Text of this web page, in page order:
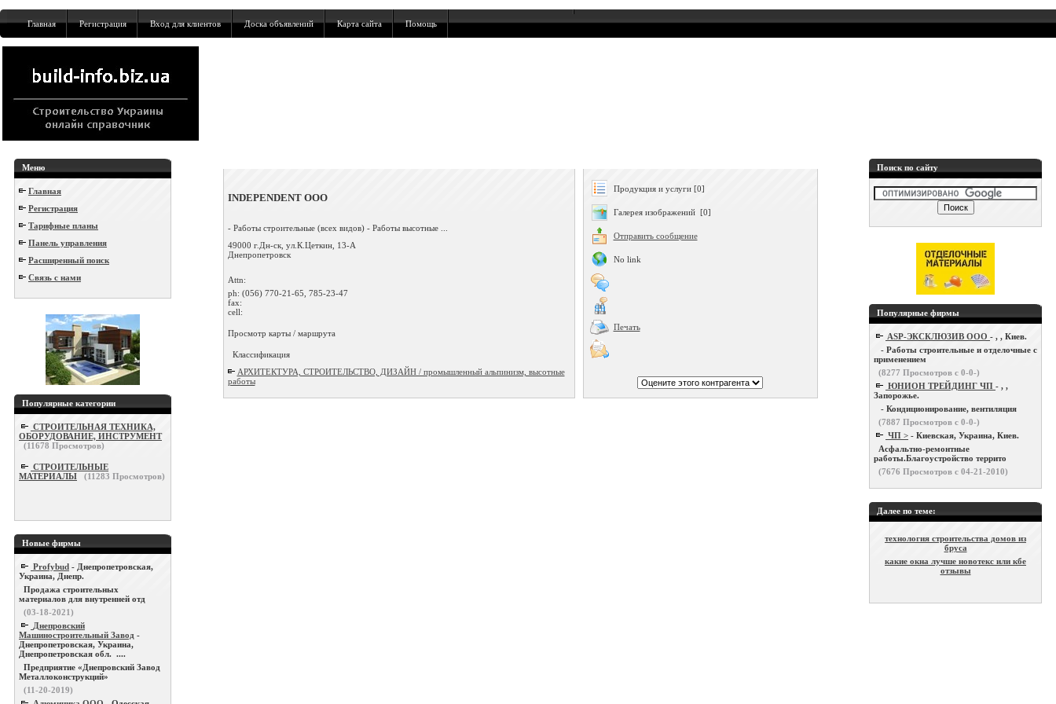
Главная Регистрация Вход для клиентов Доска объявлений Карта сайта Помощь
Меню
Главная
Регистрация
Тарифные планы
Панель управления
Расширенный поиск
Связь с нами
Популярные категории
СТРОИТЕЛЬНАЯ ТЕХНИКА,
ОБОРУДОВАНИЕ, ИНСТРУМЕНТ
(11678 Просмотров)
СТРОИТЕЛЬНЫЕ
МАТЕРИАЛЫ
(11283 Просмотров)
Новые фирмы
Profybud - Днепропетровская,
Украина, Днепр.
Продажа строительных
материалов для внутренней отд
(03-18-2021)
Днепровский
Машиностроительный Завод -
Днепропетровская, Украина,
Днепропетровская обл. ....
Предприятие «Днепровский Завод
Металлоконструкций»
(11-20-2019)
INDЕPENDENT ООО
- Работы строительные (всех видов) - Работы высотные ...
49000 г.Дн-ск, ул.К.Цеткин, 13-А
Днепропетровск
Attn:
ph: (056) 770-21-65, 785-23-47
fax:
cell:
Просмотр карты / маршрута
Классификация
АРХИТЕКТУРА, СТРОИТЕЛЬСТВО, ДИЗАЙН / промышленный альпинизм, высотные
работы
Продукция и услуги [0]
Галерея изображений [0]
Отправить сообщение
No link
Печать
Поиск по сайту
Популярные фирмы
ASP-ЭКСКЛЮЗИВ ООО - , , Киев.
- Работы строительные и отделочные с
применением
(8277 Просмотров с 0-0-)
ЮНИОН ТРЕЙДИНГ ЧП - , ,
Запорожье.
- Кондиционирование, вентиляция
(7887 Просмотров с 0-0-)
ЧП > - Киевская, Украина, Киев.
Асфальтно-ремонтные
работы.Благоустройство террито
(7676 Просмотров с 04-21-2010)
Далее по теме:
технология строительства домов из
бруса
какие окна лучше новотекс или кбе
отзывы